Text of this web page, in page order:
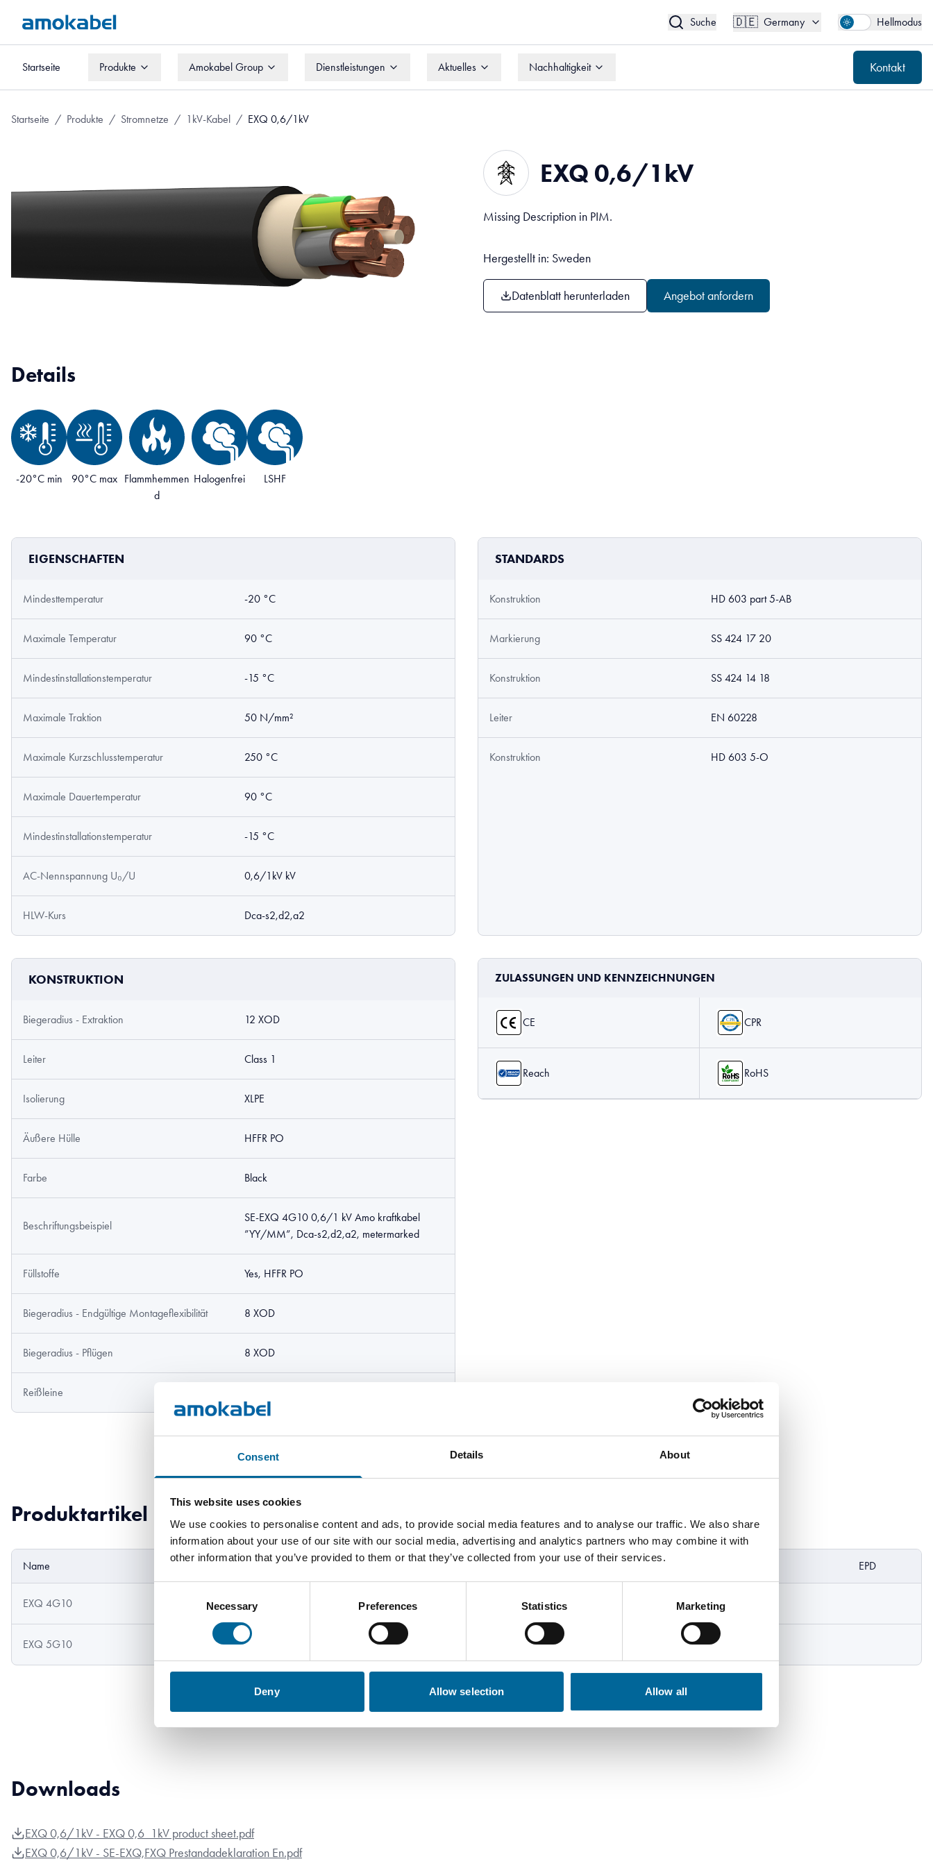
Consent Details About
This website uses cookies
We use cookies to personalise content and ads, to provide social media features and to analyse our traffic. We also share
information about your use of our site with our social media, advertising and analytics partners who may combine it with
other information that you’ve provided to them or that they’ve collected from your use of their services.
Necessary Preferences Statistics Marketing
Deny Allow selection Allow all
Suche 🇩🇪 Germany Hellmodus
Startseite Produkte Amokabel Group Dienstleistungen Aktuelles Nachhaltigkeit Kontakt
Produkte
Germany Kontakt
Startseite / Produkte / Stromnetze / 1kV-Kabel / EXQ 0,6/1kV
EXQ 0,6/1kV
Missing Description in PIM.
Hergestellt in: Sweden
Datenblatt herunterladen Angebot anfordern
Details
-20°C min 90°C max Flammhemmen
d
Halogenfrei LSHF
EIGENSCHAFTEN
Mindesttemperatur -20 °C
Maximale Temperatur 90 °C
Mindestinstallationstemperatur -15 °C
Maximale Traktion 50 N/mm²
Maximale Kurzschlusstemperatur 250 °C
Maximale Dauertemperatur 90 °C
Mindestinstallationstemperatur -15 °C
AC-Nennspannung U₀/U 0,6/1kV kV
HLW-Kurs Dca-s2,d2,a2
STANDARDS
Konstruktion HD 603 part 5-AB
Markierung SS 424 17 20
Konstruktion SS 424 14 18
Leiter EN 60228
Konstruktion HD 603 5-O
KONSTRUKTION
Biegeradius - Extraktion 12 XOD
Leiter Class 1
Isolierung XLPE
Äußere Hülle HFFR PO
Farbe Black
Beschriftungsbeispiel
SE-EXQ 4G10 0,6/1 kV Amo kraftkabel
”YY/MM”, Dca-s2,d2,a2, metermarked
Füllstoffe Yes, HFFR PO
Biegeradius - Endgültige Montageflexibilität 8 XOD
Biegeradius - Pflügen 8 XOD
Reißleine
ZULASSUNGEN UND KENNZEICHNUNGEN
CE CPR
Reach RoHS
Produktartikel
Name Außendurchmesser Anzahl der Kerne Gesamtgewicht EPD
EXQ 4G10 594 kg/km
EXQ 5G10 699 kg/km
Downloads
EXQ 0,6/1kV - EXQ 0,6_1kV product sheet.pdf
EXQ 0,6/1kV - SE-EXQ,FXQ Prestandadeklaration En.pdf